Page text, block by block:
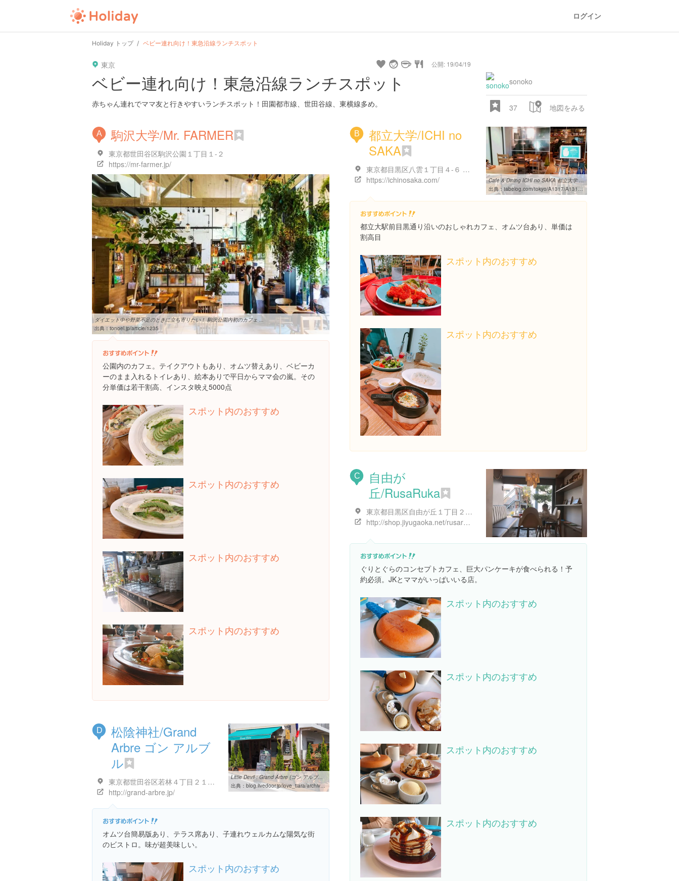
ログイン
Holiday トップ ベビー連れ向け！東急沿線ランチスポット
東京 公開: 19/04/19
ベビー連れ向け！東急沿線ランチスポット
赤ちゃん連れでママ友と行きやすいランチスポット！田園都市線、世田谷線、東横線多め。
sonoko
37 地図をみる
A 駒沢大学/Mr. FARMER
東京都世田谷区駒沢公園１丁目１-２
https://mr-farmer.jp/
ダイエット中や野菜不足のときに立ち寄りたい！ 駒沢公園内初のカフェ ...
出典： tonoel.jp/article/1235
公園内のカフェ。テイクアウトもあり、オムツ替えあり、ベビーカ
ーのまま入れるトイレあり、絵本ありで平日からママ会の嵐。その
分単価は若干割高、インスタ映え5000点
スポット内のおすすめ
スポット内のおすすめ
スポット内のおすすめ
スポット内のおすすめ
B
都立大学/ICHI no
SAKA
東京都目黒区八雲１丁目４-６ FPCビル 1F
https://ichinosaka.com/
Cafe & Dining ICHI no SAKA 都立大学 （イチノサカ） - 都立大学 ...
出典：tabelog.com/tokyo/A1317/A131702/13215191
都立大駅前目黒通り沿いのおしゃれカフェ、オムツ台あり、単価は
割高目
スポット内のおすすめ
スポット内のおすすめ
C
自由が
丘/RusaRuka
東京都目黒区自由が丘１丁目２０-１９
http://shop.jiyugaoka.net/rusaruka
ぐりとぐらのコンセプトカフェ、巨大パンケーキが食べられる！予
約必須。JKとママがいっぱいいる店。
スポット内のおすすめ
スポット内のおすすめ
スポット内のおすすめ
スポット内のおすすめ
D
松陰神社/Grand
Arbre ゴン アルブ
ル
東京都世田谷区若林４丁目２１-３ 松陰神社前レジデンス １F
http://grand-arbre.jp/
Little Devil : Grand Arbre (ゴン アルブル)＠松陰神社
出典： blog.livedoor.jp/love_tiara/archives/66175789.html
オムツ台簡易版あり、テラス席あり、子連れウェルカムな陽気な街
のビストロ。味が超美味しい。
スポット内のおすすめ